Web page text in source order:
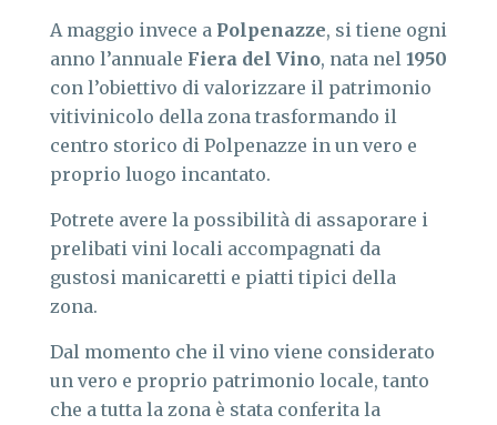
A maggio invece a Polpenazze, si tiene ogni
anno l’annuale Fiera del Vino, nata nel 1950
con l’obiettivo di valorizzare il patrimonio
vitivinicolo della zona trasformando il
centro storico di Polpenazze in un vero e
proprio luogo incantato.
Potrete avere la possibilità di assaporare i
prelibati vini locali accompagnati da
gustosi manicaretti e piatti tipici della
zona.
Dal momento che il vino viene considerato
un vero e proprio patrimonio locale, tanto
che a tutta la zona è stata conferita la